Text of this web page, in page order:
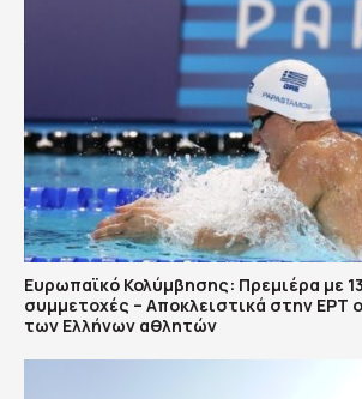
Ευρωπαϊκό Κολύμβησης: Πρεμιέρα με
συμμετοχές – Αποκλειστικά στην ΕΡΤ
των Ελλήνων αθλητών